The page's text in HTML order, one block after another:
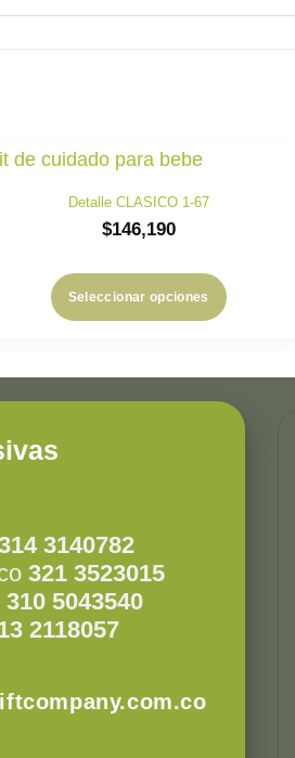
Detalle CLASICO 1-67
$146,190
Seleccionar opciones
3140782
321 3523015
310 5043540
2118057